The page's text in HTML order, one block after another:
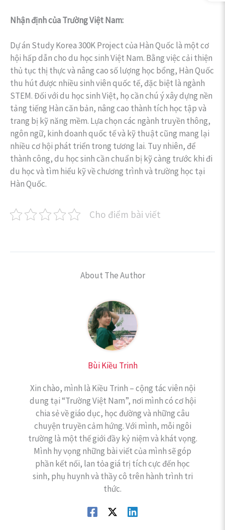
Nhận định của Trường Việt Nam:
Dự án Study Korea 300K Project của Hàn Quốc là một cơ
hội hấp dẫn cho du học sinh Việt Nam. Bằng việc cải thiện
thủ tục thị thực và nâng cao số lượng học bổng, Hàn Quốc
thu hút được nhiều sinh viên quốc tế, đặc biệt là ngành
STEM. Đối với du học sinh Việt, họ cần chú ý xây dựng nền
tảng tiếng Hàn căn bản, nâng cao thành tích học tập và
trang bị kỹ năng mềm. Lựa chọn các ngành truyền thông,
ngôn ngữ, kinh doanh quốc tế và kỹ thuật cũng mang lại
nhiều cơ hội phát triển trong tương lai. Tuy nhiên, để
thành công, du học sinh cần chuẩn bị kỹ càng trước khi đi
du học và tìm hiểu kỹ về chương trình và trường học tại
Hàn Quốc.
Cho điểm bài viết
About The Author
Bùi Kiều Trinh
Xin chào, mình là Kiều Trinh – cộng tác viên nội
dung tại “Trường Việt Nam”, nơi mình có cơ hội
chia sẻ về giáo dục, học đường và những câu
chuyện truyền cảm hứng. Với mình, mỗi ngôi
trường là một thế giới đầy kỷ niệm và khát vọng.
Mình hy vọng những bài viết của mình sẽ góp
phần kết nối, lan tỏa giá trị tích cực đến học
sinh, phụ huynh và thầy cô trên hành trình tri
thức.